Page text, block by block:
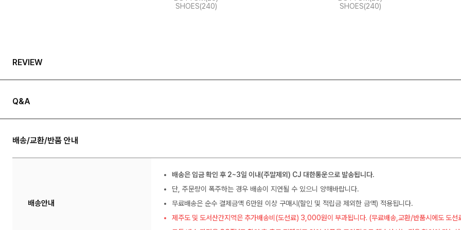
SHOES(240)
SHOES(240)
REVIEW
Q&A
배송/교환/반품 안내
배송안내
배송은 입금 확인 후 2~3일 이내(주말제외) CJ 대한통운으로 발송됩니다.
단, 주문량이 폭주하는 경우 배송이 지연될 수 있으니 양해바랍니다.
무료배송은 순수 결제금액 6만원 이상 구매시(할인 및 적립금 제외한 금액) 적용됩니다.
제주도 및 도서산간지역은 추가배송비(도선료) 3,000원이 부과됩니다. (무료배송,교환/반품시에도 도선